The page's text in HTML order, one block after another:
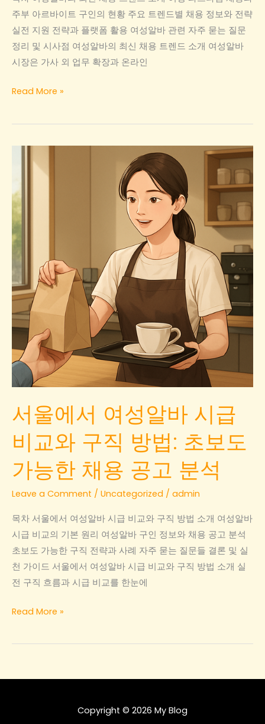
주부 아르바이트 구인의 현황 주요 트렌드별 채용 정보와 전략
실전 지원 전략과 플랫폼 활용 여성알바 관련 자주 묻는 질문
정리 및 시사점 여성알바의 최신 채용 트렌드 소개 여성알바
시장은 가사 외 업무 확장과 온라인
여
알
채
용
트
렌
주
부
아
르
바
이
트
인
여
파
트
임
채
용
정
보
Read More »
서울에서 여성알바 시급
비교와 구직 방법: 초보도
가능한 채용 공고 분석
Leave a Comment / Uncategorized / admin
목차 서울에서 여성알바 시급 비교와 구직 방법 소개 여성알바
시급 비교의 기본 원리 여성알바 구인 정보와 채용 공고 분석
초보도 가능한 구직 전략과 사례 자주 묻는 질문들 결론 및 실
천 가이드 서울에서 여성알바 시급 비교와 구직 방법 소개 실
전 구직 흐름과 시급 비교를 한눈에
서
에
Read More »
Copyright © 2026 My Blog